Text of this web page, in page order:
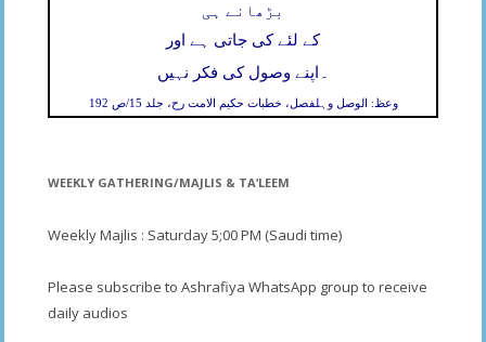
بڑھانے ہی
کے لئے کی جاتی ہے اور
اپنے وصول کی فکر نہیں ۔
وعظ: الوصل وہلفصل، خطبات حکیم الامت رح، جلد 15/ص 192
WEEKLY GATHERING/MAJLIS & TA’LEEM
Weekly Majlis : Saturday 5;00 PM (Saudi time)
Please subscribe to Ashrafiya WhatsApp group to receive
daily audios